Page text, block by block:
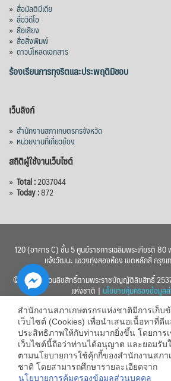
» สื่อมัลติมีเดีย
» สื่อวิดีโอ
» สื่อเสียง
» สื่อสิ่งพิมพ์
» ดาวน์โหลดเอกสาร
ร้องเรียนการทุจริตและประพฤติมิชอบ
เว็บลิงก์
» สำนักงานสภาเกษตรกรจังหวัด
» หน่วยงานที่เกี่ยวข้อง
สถิติผู้ใช้งานเว็บไซต์
» Total :2037044
» Today :872
120 (อาคาร C) ชั้น 5 ศูนย์ราชการเฉลิมพระเกียรติ
แจ้งวัฒนะ แขวงทุ่งสองห้อง เขตหลักสี่ กรุง
© 2560 สงวนลิขสิทธิ์ตามพระราชบัญญัติลิขสิทธิ์
แห่งชาติ | นโยบายคุ้มครองข้อมูล
สำนักงานสภาเกษตรกรแห่งชาติมีการเก็บ
เว็บไซต์ (Cookies) เพื่อนำเสนอเนื้อหาที่ดี
ประสิทธิภาพให้กับท่านมากยิ่งขึ้น โดยการ
เว็บไซต์นี้ถือว่าท่านได้อนุญาต และยอมรับ
ตามนโยบายการใช้คุ้กกี้ของสำนักงานสภา
ชาติ โดยสามารถศึกษารายละเอียดจาก
นโยบายการคุ้มครองข้อมูลส่วนบุคคล
Hide
chaty